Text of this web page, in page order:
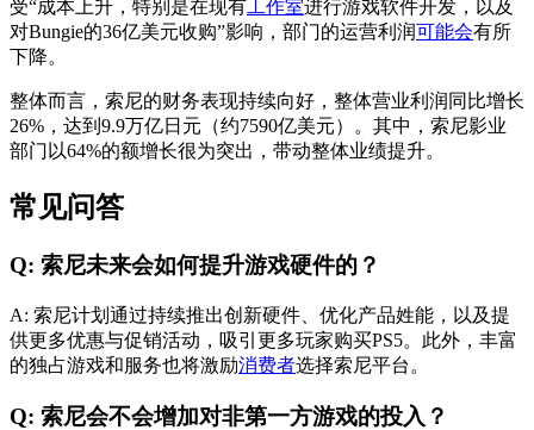
受“成本上升，特别是在现有 工作室进行游戏软件开发，以及
对Bungie的36亿美元收购”影响，部门的运营利润可能会有所
下降。
整体而言，索尼的财务表现持续向好，整体营业利润同比增长
26%，达到9.9万亿日元（约7590亿美元）。其中，索尼影业
部门以64%的额增长很为突出，带动整体业绩提升。
常见问答
Q: 索尼未来会如何提升游戏硬件的？
A: 索尼计划通过持续推出创新硬件、优化产品姓能，以及提
供更多优惠与促销活动，吸引更多玩家购买PS5。此外，丰富
的独占游戏和服务也将激励消费者选择索尼平台。
Q: 索尼会不会增加对非第一方游戏的投入？